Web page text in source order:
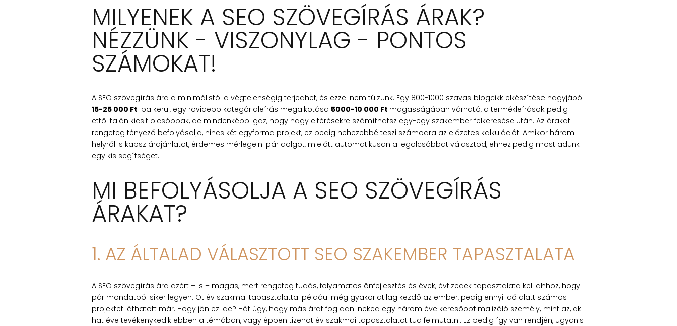
MILYENEK A SEO SZÖVEGÍRÁS ÁRAK?
NÉZZÜNK - VISZONYLAG - PONTOS
SZÁMOKAT!
A SEO szövegírás ára a minimálistól a végtelenségig terjedhet, és ezzel nem túlzunk. Egy 800-1000 szavas blogcikk elkészítése nagyjából
15-25 000 Ft-ba kerül, egy rövidebb kategórialeírás megalkotása 5000-10 000 Ft magasságában várható, a termékleírások pedig
ettől talán kicsit olcsóbbak, de mindenképp igaz, hogy nagy eltérésekre számíthatsz egy-egy szakember felkeresése után. Az árakat
rengeteg tényező befolyásolja, nincs két egyforma projekt, ez pedig nehezebbé teszi számodra az előzetes kalkulációt. Amikor három
helyről is kapsz árajánlatot, érdemes mérlegelni pár dolgot, mielőtt automatikusan a legolcsóbbat választod, ehhez pedig most adunk
egy kis segítséget.
MI BEFOLYÁSOLJA A SEO SZÖVEGÍRÁS
ÁRAKAT?
1. AZ ÁLTALAD VÁLASZTOTT SEO SZAKEMBER TAPASZTALATA
A SEO szövegírás ára azért – is – magas, mert rengeteg tudás, folyamatos önfejlesztés és évek, évtizedek tapasztalata kell ahhoz, hogy
pár mondatból siker legyen. Öt év szakmai tapasztalattal például még gyakorlatilag kezdő az ember, pedig ennyi idő alatt számos
projektet láthatott már. Hogy jön ez ide? Hát úgy, hogy más árat fog adni neked egy három éve keresőoptimalizáló személy, mint az, aki
hat éve tevékenykedik ebben a témában, vagy éppen tizenöt év szakmai tapasztalatot tud felmutatni. Ez pedig így van rendjén, ugyanis